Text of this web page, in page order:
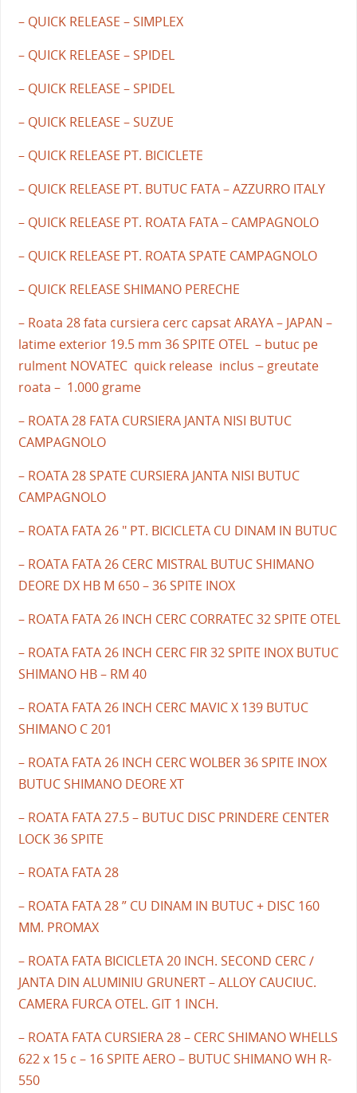
– QUICK RELEASE – SIMPLEX
– QUICK RELEASE – SPIDEL
– QUICK RELEASE – SPIDEL
– QUICK RELEASE – SUZUE
– QUICK RELEASE PT. BICICLETE
– QUICK RELEASE PT. BUTUC FATA – AZZURRO ITALY
– QUICK RELEASE PT. ROATA FATA – CAMPAGNOLO
– QUICK RELEASE PT. ROATA SPATE CAMPAGNOLO
– QUICK RELEASE SHIMANO PERECHE
– Roata 28 fata cursiera cerc capsat ARAYA – JAPAN –
latime exterior 19.5 mm 36 SPITE OTEL – butuc pe
rulment NOVATEC quick release inclus – greutate
roata – 1.000 grame
– ROATA 28 FATA CURSIERA JANTA NISI BUTUC
CAMPAGNOLO
– ROATA 28 SPATE CURSIERA JANTA NISI BUTUC
CAMPAGNOLO
– ROATA FATA 26 " PT. BICICLETA CU DINAM IN BUTUC
– ROATA FATA 26 CERC MISTRAL BUTUC SHIMANO
DEORE DX HB M 650 – 36 SPITE INOX
– ROATA FATA 26 INCH CERC CORRATEC 32 SPITE OTEL
– ROATA FATA 26 INCH CERC FIR 32 SPITE INOX BUTUC
SHIMANO HB – RM 40
– ROATA FATA 26 INCH CERC MAVIC X 139 BUTUC
SHIMANO C 201
– ROATA FATA 26 INCH CERC WOLBER 36 SPITE INOX
BUTUC SHIMANO DEORE XT
– ROATA FATA 27.5 – BUTUC DISC PRINDERE CENTER
LOCK 36 SPITE
– ROATA FATA 28
– ROATA FATA 28 ” CU DINAM IN BUTUC + DISC 160
MM. PROMAX
– ROATA FATA BICICLETA 20 INCH. SECOND CERC /
JANTA DIN ALUMINIU GRUNERT – ALLOY CAUCIUC.
CAMERA FURCA OTEL. GIT 1 INCH.
– ROATA FATA CURSIERA 28 – CERC SHIMANO WHELLS
622 x 15 c – 16 SPITE AERO – BUTUC SHIMANO WH R-
550